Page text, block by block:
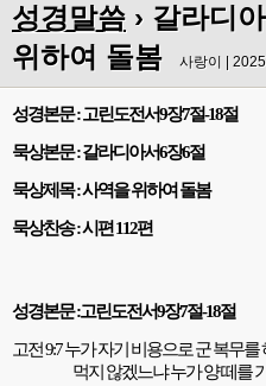
성경말씀 › 갈라디
위하여 돌봄
사랑이 |
성경본문:고린도전서9장7절-18절
묵상본문:갈라디아서6장6절
묵상제목:사역을 위하여 돌봄
묵상찬송:시편 112편
성경본문:고린도전서9장7절-18절
고전9:7누가 자기 비용으로 군 복무
먹지 않겠느냐 누가 양 떼를